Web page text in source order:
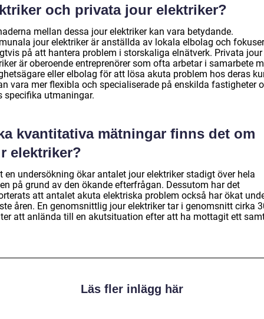
och privata jour elektriker?
mellan dessa jour elektriker kan vara betydande.
jour elektriker är anställda av lokala elbolag och
på att hantera problem i storskaliga elnätverk. Privata jour
är oberoende entreprenörer som ofta arbetar i samarbete
eller elbolag för att lösa akuta problem hos deras
vara mer flexibla och specialiserade på enskilda fastigheter
specifika utmaningar.
kvantitativa mätningar finns det om
elektriker?
en undersökning ökar antalet jour elektriker stadigt över hela
på grund av den ökande efterfrågan. Dessutom har det
att antalet akuta elektriska problem också har ökat
åren. En genomsnittlig jour elektriker tar i genomsnitt cirka
att anlända till en akutsituation efter att ha mottagit ett
Läs fler inlägg här